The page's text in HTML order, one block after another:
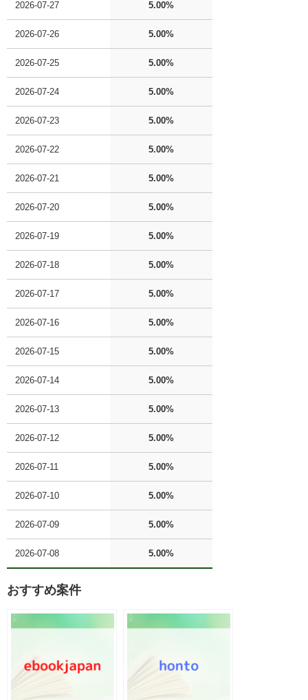
2026-07-27 5.00%
2026-07-26 5.00%
2026-07-25 5.00%
2026-07-24 5.00%
2026-07-23 5.00%
2026-07-22 5.00%
2026-07-21 5.00%
2026-07-20 5.00%
2026-07-19 5.00%
2026-07-18 5.00%
2026-07-17 5.00%
2026-07-16 5.00%
2026-07-15 5.00%
2026-07-14 5.00%
2026-07-13 5.00%
2026-07-12 5.00%
2026-07-11 5.00%
2026-07-10 5.00%
2026-07-09 5.00%
2026-07-08 5.00%
おすすめ案件